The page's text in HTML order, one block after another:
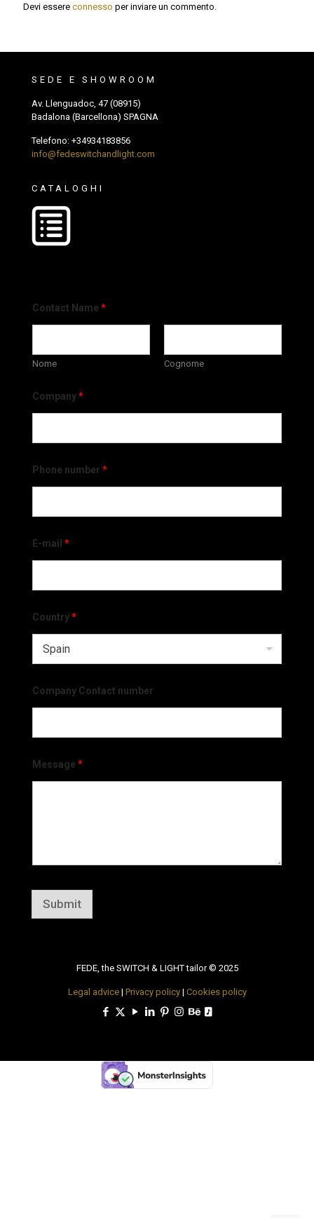
Devi essere connesso per inviare un commento.
SEDE E SHOWROOM
Av. Llenguadoc, 47 (08915)
Badalona (Barcellona) SPAGNA
Telefono: +34934183856
info@fedeswitchandlight.com
CATALOGHI
Contact Name *
Nome Cognome
Company*
Phone number *
E-mail *
Country*
Company Contact number
Message *
Submit
FEDE, the SWITCH & LIGHT tailor © 2025
Legal advice| Privacy policy| Cookies policy